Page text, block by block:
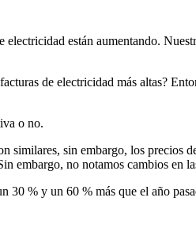
están aumentando.
de electricidad más altas?
o no.
sin embargo, los precios
no notamos cambios en
30 % y un 60 % más que el año